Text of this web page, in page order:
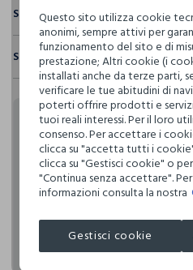
100% COTONE
NON CANDEGGIARE
TEMPERATURA MASSIMA
NON LAVARE A SECCO
ASCIUGATURA A TAMBURO
TEMPERATURA MASSIMA
Sostenibilità e trasparenza
Sicurezza
Il 100% dei nostri articoli viene
fisici, per verificarne il rispetto
definito per l’uso di sostanze
restrittivi rispetto a quelli
internazionale.
Clicca qui per vedere i dettagli
I nostri fornitori
MADE IN INDIA
Spedizione e resi
Hai fino a 30 giorni dalla
cambiare idea e restituire i
Rendi
acquisti
rendono
speciali i tuoi acquisti: ti
sorprese pensate solo per te
Questo sito utilizza cookie
anonimi, sempre attivi per
funzionamento del sito e di
prestazione; Altri cookie (i
installati anche da terze parti,
verificare le tue abitudini di
poterti offrire prodotti e
tuoi reali interessi. Per il loro
consenso. Per accettare i
clicca su "accetta tutti i
clicca su "Gestisci cookie" o
"Continua senza accettare".
informazioni consulta la nostra
Gestisci cookie